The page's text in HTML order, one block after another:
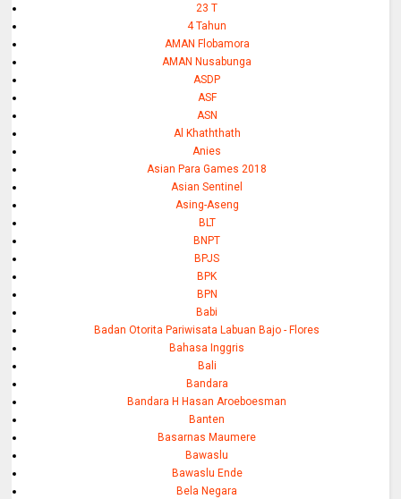
23 T
4 Tahun
AMAN Flobamora
AMAN Nusabunga
ASDP
ASF
ASN
Al Khaththath
Anies
Asian Para Games 2018
Asian Sentinel
Asing-Aseng
BLT
BNPT
BPJS
BPK
BPN
Babi
Badan Otorita Pariwisata Labuan Bajo - Flores
Bahasa Inggris
Bali
Bandara
Bandara H Hasan Aroeboesman
Banten
Basarnas Maumere
Bawaslu
Bawaslu Ende
Bela Negara